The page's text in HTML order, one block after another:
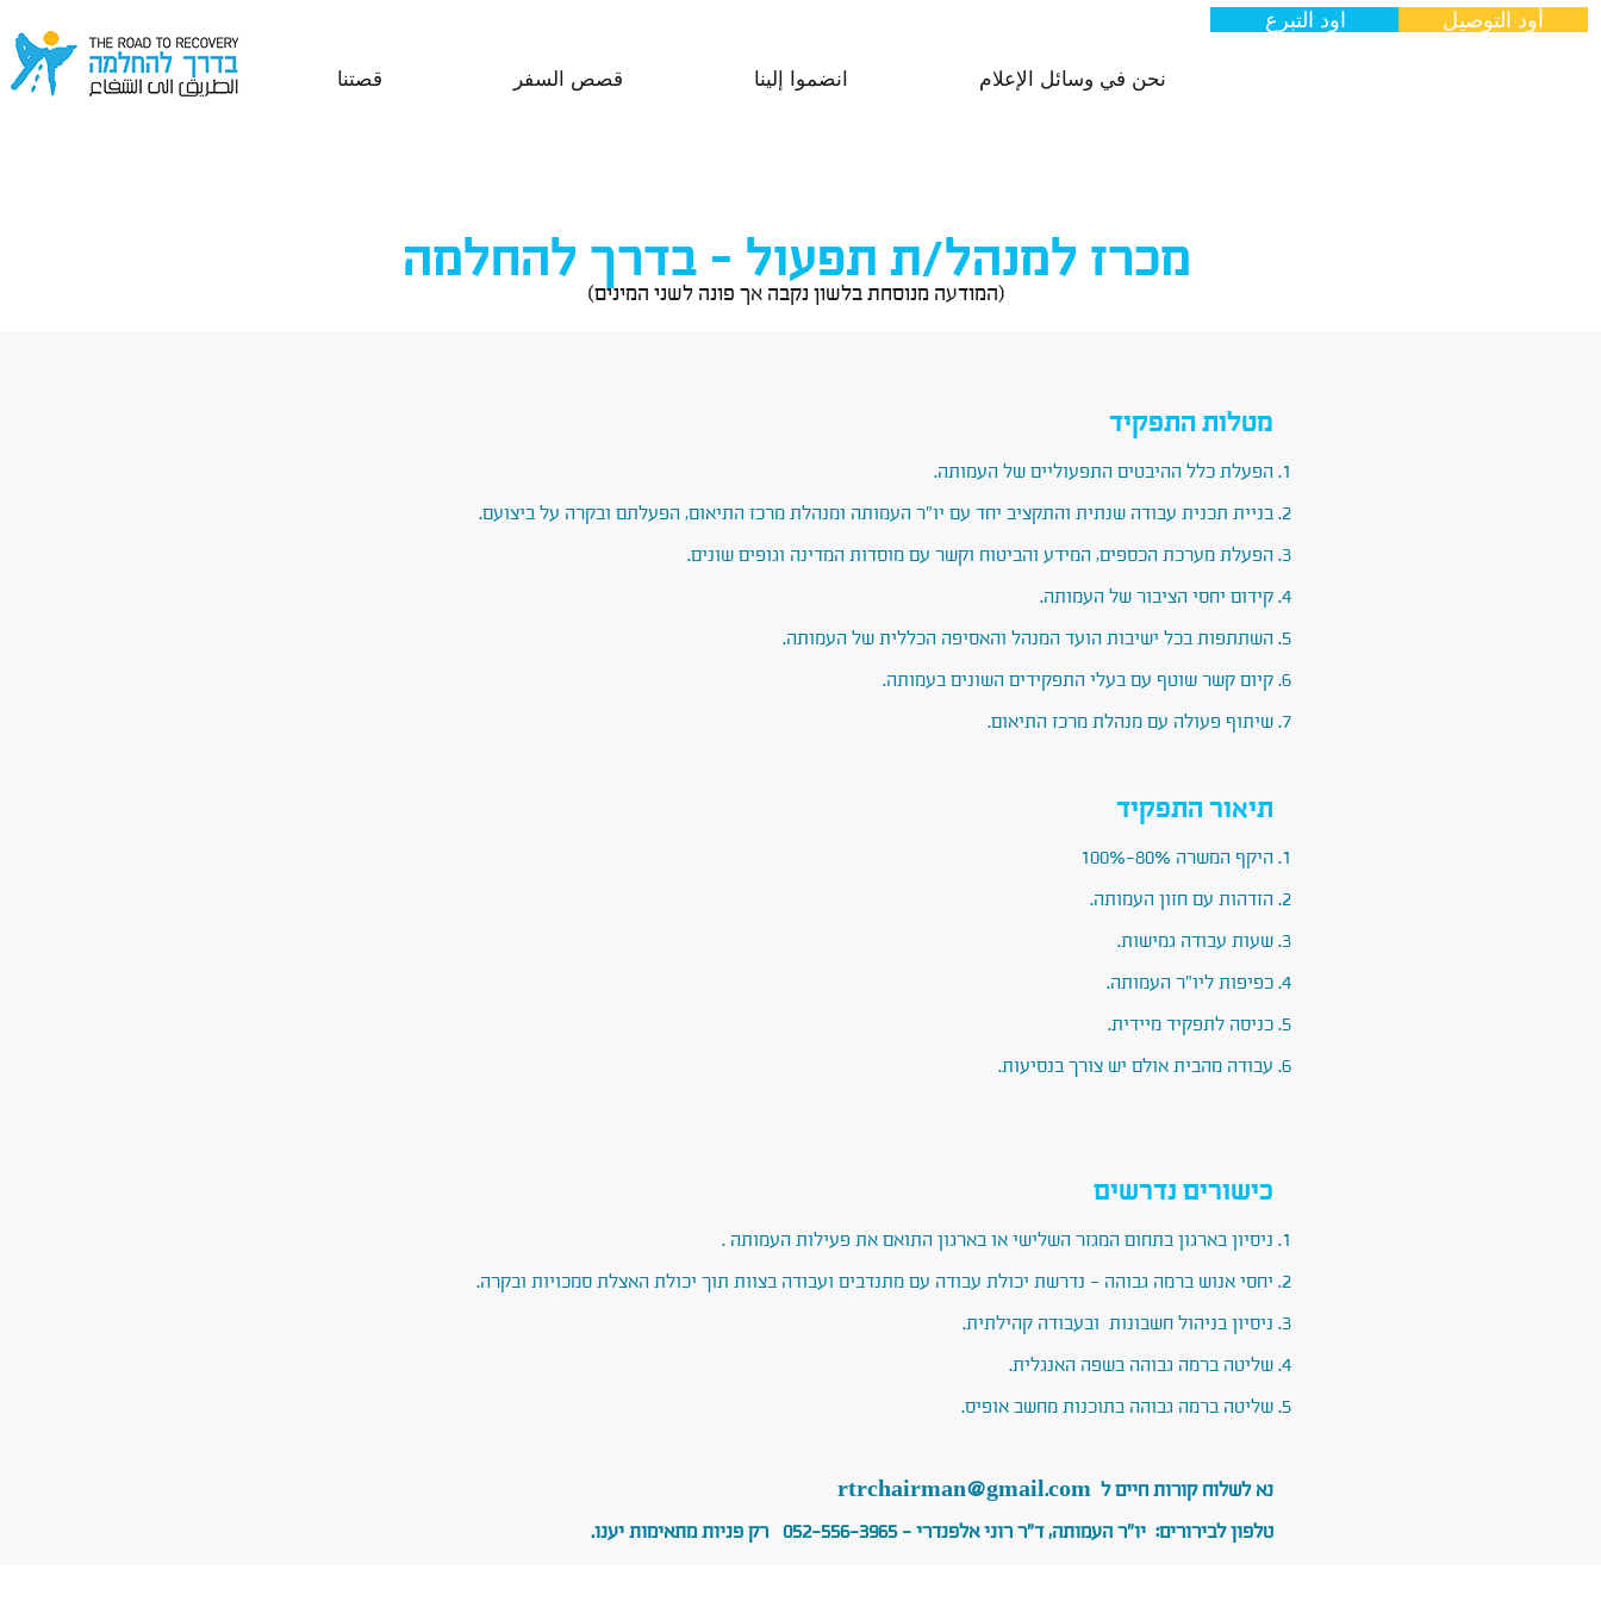
قصتنا قصص السفر انضموا إلينا نحن في وسائل الإعلام
اود التبرع أود التوصيل
(המודעה מנוסחת בלשון נקבה אך פונה לשני המינים)
מכרז למנהל/ת תפעול - בדרך להחלמה
מטלות התפקיד
הפעלת כלל ההיבטים התפעוליים של העמותה.
בניית תכנית עבודה שנתית והתקציב יחד עם יו"ר העמותה ומנהלת מרכז התיאום, הפעלתם ובקרה על ביצועם.
הפעלת מערכת הכספים, המידע והביטוח וקשר עם מוסדות המדינה וגופים שונים.
קידום יחסי הציבור של העמותה.
השתתפות בכל ישיבות הועד המנהל והאסיפה הכללית של העמותה.
קיום קשר שוטף עם בעלי התפקידים השונים בעמותה.
שיתוף פעולה עם מנהלת מרכז התיאום.
תיאור התפקיד
היקף המשרה 80%-100%
הזדהות עם חזון העמותה.
שעות עבודה גמישות.
כפיפות ליו"ר העמותה.
כניסה לתפקיד מיידית.
עבודה מהבית אולם יש צורך בנסיעות.
כישורים נדרשים
ניסיון בארגון בתחום המגזר השלישי או בארגון התואם את פעילות העמותה .
יחסי אנוש ברמה גבוהה – נדרשת יכולת עבודה עם מתנדבים ועבודה בצוות תוך יכולת האצלת סמכויות ובקרה.
ניסיון בניהול חשבונות ובעבודה קהילתית.
שליטה ברמה גבוהה בשפה האנגלית.
שליטה ברמה גבוהה בתוכנות מחשב אופיס.
נא לשלוח קורות חיים ל rtrchairman@gmail.com
טלפון לבירורים: יו"ר העמותה, ד"ר רוני אלפנדרי - 052-556-3965 רק פניות מתאימות יענו.